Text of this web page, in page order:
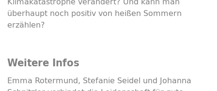
überhaupt noch positiv von heißen Sommern
erzählen?
Weitere Infos
Emma Rotermund, Stefanie Seidel und Johanna